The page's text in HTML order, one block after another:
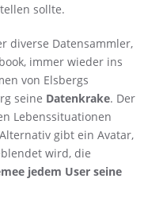
sollte.
diverse Datensammler,
immer wieder ins
von Elsbergs
seine Datenkrake. Der
Lebenssituationen
gibt ein Avatar,
wird, die
jedem User seine